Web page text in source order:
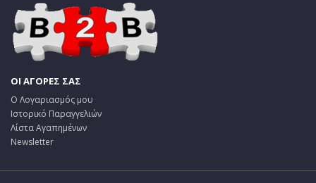
ΟΙ ΑΓΟΡΕΣ ΣΑΣ
Ο Λογαριασμός μου
Ιστορικό Παραγγελιών
Λίστα Αγαπημένων
Newsletter